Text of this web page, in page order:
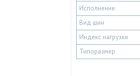
Исполнение
Вид шин
Индекс нагрузки
Типоразмер